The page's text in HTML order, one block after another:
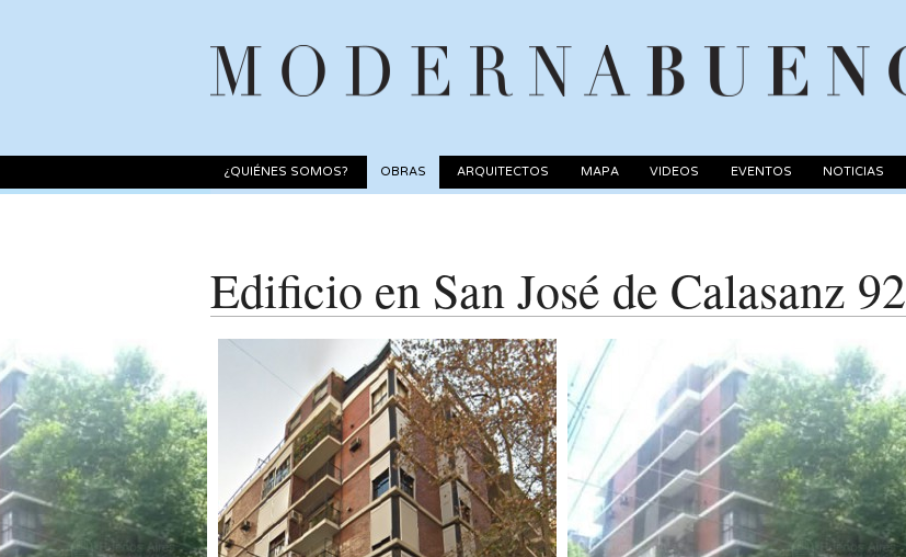
¿QUIÉNES SOMOS? OBRAS ARQUITECTOS MAPA VIDEOS EVENTOS NOTICIAS
Edificio en San José de Calasanz 92